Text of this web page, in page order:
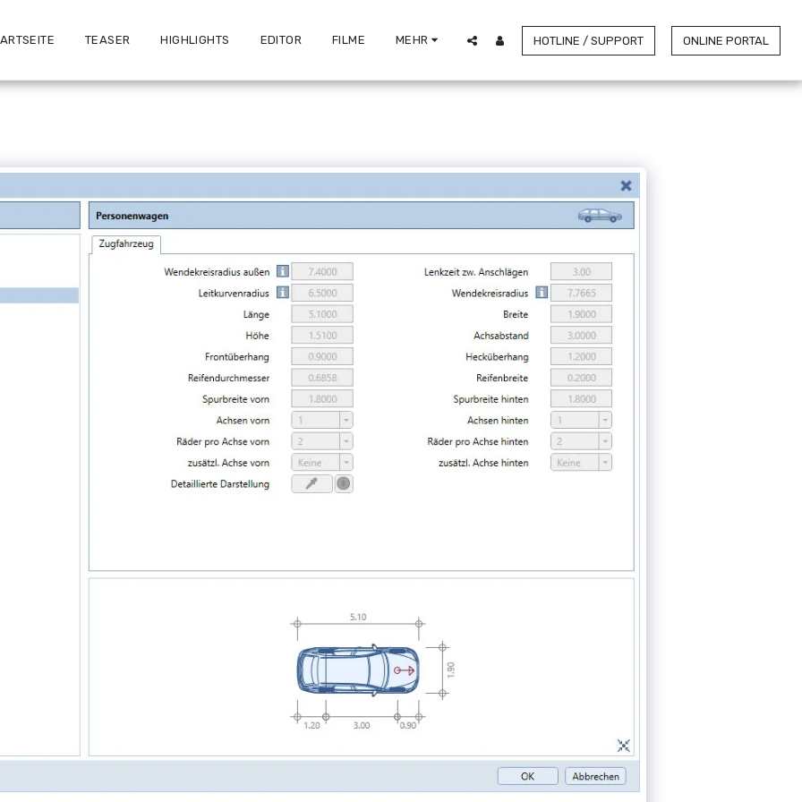
TEASER HIGHLIGHTS EDITOR FILME MEHR HOTLINE / SUPPORT ONLINE PORTAL